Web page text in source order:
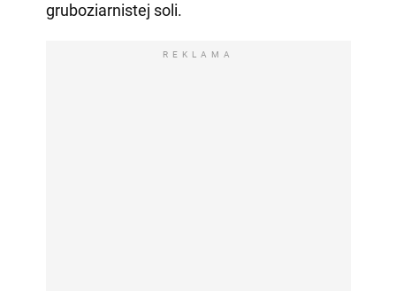
gruboziarnistej soli.
REKLAMA